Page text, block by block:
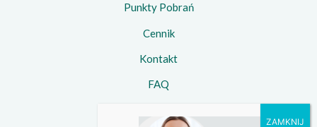
Punkty Pobrań
Cennik
Kontakt
FAQ